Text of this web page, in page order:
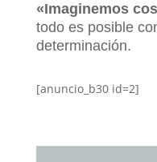
«Imaginemos
todo es posible
determinación.
[anuncio_b30 id=2]